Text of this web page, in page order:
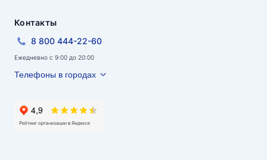
Контакты
8 800 444-22-60
Ежедневно с 9:00 до 20:00
Телефоны в городах